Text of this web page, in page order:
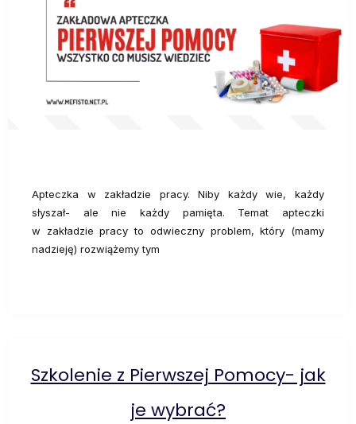
Apteczka w zakładzie pracy. Niby każdy wie, każdy
słyszał- ale nie każdy pamięta. Temat apteczki
w zakładzie pracy to odwieczny problem, który (mamy
nadzieję) rozwiążemy tym
Szkolenie z Pierwszej Pomocy- jak
je wybrać?